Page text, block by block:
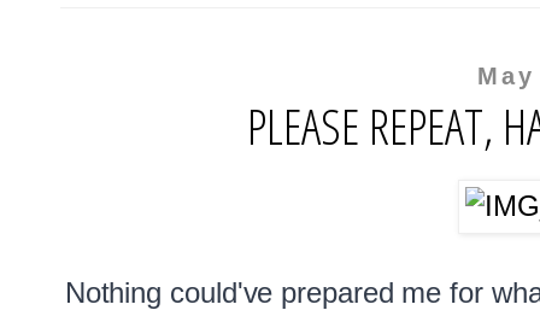
PLEASE REPEAT,
Nothing could've prepared me for